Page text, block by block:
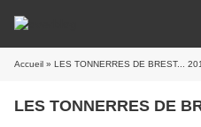
Accueil » LES TONNERRES DE BREST...
LES TONNERRES DE